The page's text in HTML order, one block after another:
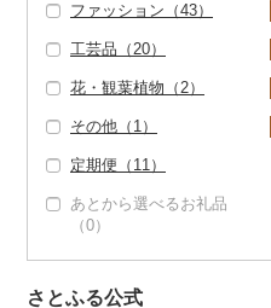
その他魚介・加工品
（1）
びわ（0）
ブルーベリー（0）
パイナップル（0）
栗（3）
その他果物（0）
その他茶（6）
煎餅・おかき（0）
羊羹（1）
饅頭（0）
大福（0）
その他和菓子（9）
豆腐（0）
納豆（1）
漬物（2）
梅干（2）
キムチ（0）
その他漬物（0）
缶詰・瓶詰（82）
肉（0）
魚（0）
果物（0）
ジャム（51）
3）
乾物（2）
燻製（スモーク）
その他加工品（28）
こしょう（0）
その他調味料（12）
水族館（0）
動物園（0）
釣り（0）
ダイビング（0）
スキーチケット・リフ
ゴルフプレー券（4）
GDOふるさとゴルフ
プレークーポン（4）
花火大会チケット
（0）
机・テーブル（0）
椅子・チェア・ソファ
ア（16）
タオル（0）
文房具・印鑑（0）
食器（12）
グラス・カップ（3）
タンブラー（0）
箸（0）
ナイフ（0）
皿・椀（1）
キッチン用品（3）
包丁（0）
フライパン（0）
日用品（8）
洗剤（0）
（0）
ティッシュ（0）
楽器・器材（0）
（2）
ゴルフボール（1）
ゴルフクラブ（0）
ゴルフウェア（0）
その他ゴルフ（1）
釣り（0）
サイクリング（4）
アウトドア・キャンプ
スキンケア（0）
シャンプー・リンス
（0）
入浴剤（0）
アロマ（9）
その他美容（0）
ファッション（43）
鞄・バッグ（0）
洋服（3）
女性・レディース
子供・ベビー（0）
その他洋服（0）
和服（0）
靴・履物（24）
靴・シューズ（0）
（0）
その他靴・履物（2
アクセサリー（0）
6）
財布（0）
工芸品（20）
織物（0）
陶器・漆器（16）
信楽焼（0）
唐津焼（0）
その他装飾品・工芸品
数珠（0）
工芸品（4）
播州そろばん（0）
花・観葉植物（2）
観葉植物・苗木（0）
花（2）
胡蝶蘭（0）
ラワー（0）
その他花（2）
盆栽・その他（0）
その他（1）
地域サービス（1）
その他（0）
定期便（11）
あとから選べるお礼品
（0）
さとふる公式